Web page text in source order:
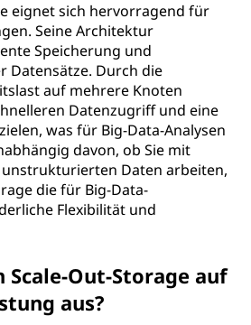
eignet sich hervorragend für
Seine Architektur
Speicherung und
Datensätze. Durch die
auf mehrere Knoten
Datenzugriff und eine
was für Big-Data-Analysen
davon, ob Sie mit
Daten arbeiten,
die für Big-Data-
Flexibilität und
Out-Storage auf
aus?